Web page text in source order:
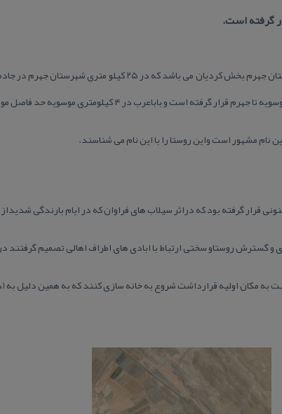
گرفته است.
روستای موسویه یكی از روستاهای استان فارس شهرستان جهرم بخش كردیان می
نام مشهور است واین روستا را با این نام می شناسند.
قرار گرفته بود كه دراثر سیلاب های فراوان كه در ایام بارندگی
و گسترش روستاو سختی ارتباط با ابادی های اطراف اهالی تصمیم گرفتند
به مكان اولیه قرارداشت شروع به خانه سازی كنند كه به همین دلیل